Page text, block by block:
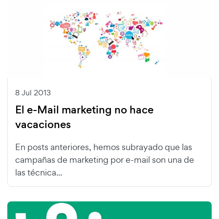
8 Jul 2013
El e-Mail marketing no hace
vacaciones
En posts anteriores, hemos subrayado que las
campañas de marketing por e-mail son una de
las técnica...